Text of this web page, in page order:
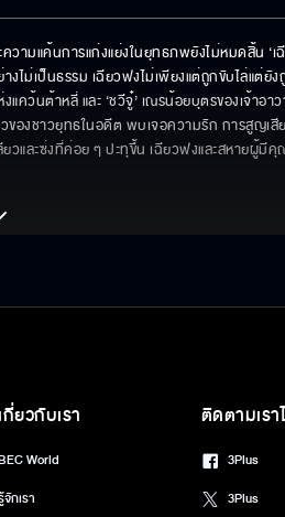
วามแค้นการแก่งแย่งในยุทธภพยังไม่หมดสิ้น ‘
ไม่เป็นธรรม เฉียวฟงไม่เพียงแต่ถูกขับไล่แต่ยั
ว้นต้าหลี่ และ ‘ชวีจู๋’ เณรน้อยบุตรของเจ้าอาว
ของชาวยุทธในอดีต พบเจอความรัก การสูญเ
วและซ่งที่ค่อย ๆ ปะทุขึ้น เฉียวฟงและสหายผู้มี
เกี่ยวกับเรา
World
จักเรา
ติดตามเร
3Plus
3Plus